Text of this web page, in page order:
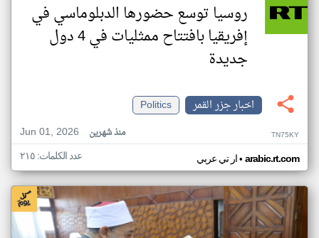
روسيا توسع حضورها الدبلوماسي في
إفريقيا بافتتاح ممثليات في 4 دول
جديدة
اخبار جزر القمر
Politics
Jun 01, 2026
منذ شهرين TN75KY
ار تي عربي• arabic.rt.com عدد الكلمات: ٢١٥